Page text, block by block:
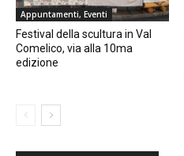
Appuntamenti, Eventi
Festival della scultura in Val
Comelico, via alla 10ma
edizione